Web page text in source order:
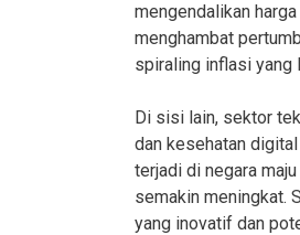
mengendalikan
menghambat
spiraling inflasi yang
Di sisi lain, sektor
dan kesehatan
terjadi di negara
semakin meningkat.
yang inovatif dan